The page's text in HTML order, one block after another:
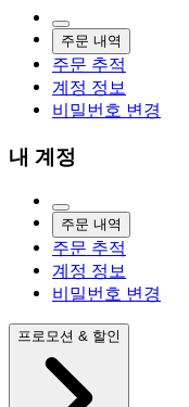
주문 내역
주문 추적
계정 정보
비밀번호 변경
내 계정
주문 내역
주문 추적
계정 정보
비밀번호 변경
프로모션 & 할인